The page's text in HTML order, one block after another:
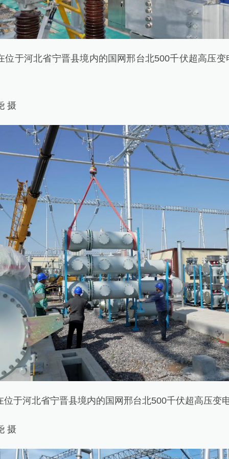
河北省宁晋县境内的国网邢台北500千伏超高压变
摄
河北省宁晋县境内的国网邢台北500千伏超高压变
摄